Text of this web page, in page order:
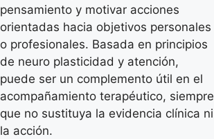
pensamiento y motivar acciones
orientadas hacia objetivos personales
o profesionales. Basada en principios
de neuro plasticidad y atención,
puede ser un complemento útil en el
acompañamiento terapéutico, siempre
que no sustituya la evidencia clínica ni
la acción.